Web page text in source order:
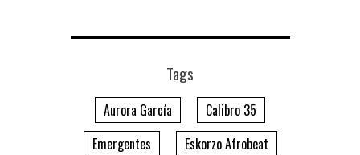
Tags
Aurora García
Calibro 35
Emergentes
Eskorzo Afrobeat